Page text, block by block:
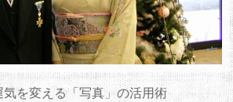
を変える「写真」の活用術